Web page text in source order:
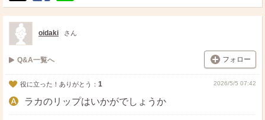
ポ
ス
ト
シ
ェ
送
る
oidaki さん
Q&A一覧へ フォロー
役に立った！ありがとう： 1 2026/5/5 07:42
ラカのリップはいかがでしょうか